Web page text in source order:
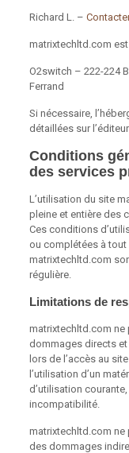
Richard L. –
matrixtechltd.com
O2switch – 222-224
Ferrand
Si nécessaire,
détaillées sur
Conditions
des services
L’utilisation du site
pleine et entière des
Ces conditions
ou complétées à
matrixtechltd.com
régulière.
Limitations de
matrixtechltd.com ne
dommages directs et
lors de l’accès au
l’utilisation d’un
d’utilisation
incompatibilité.
matrixtechltd.com ne
des dommages